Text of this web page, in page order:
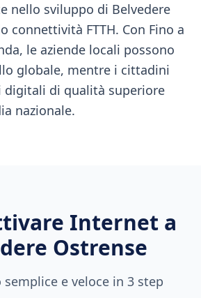
nello sviluppo di Belvedere
connettività FTTH. Con Fino a
le aziende locali possono
globale, mentre i cittadini
digitali di qualità superiore
nazionale.
Internet a
Ostrense
semplice e veloce in 3 step